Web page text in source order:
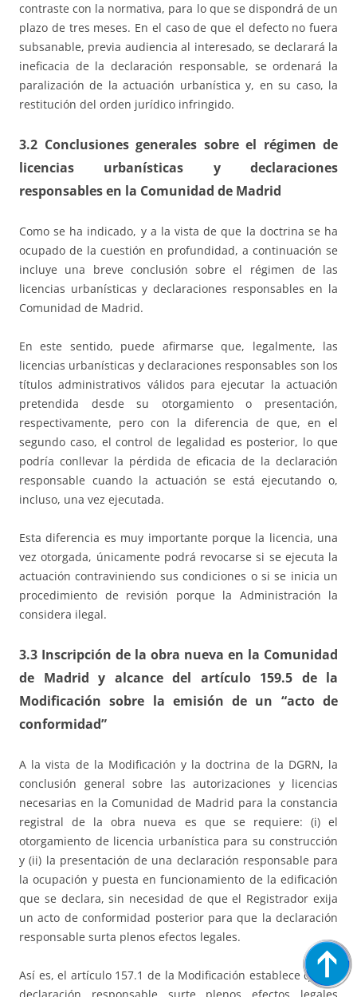
contraste con la normativa, para lo que se dispondrá de un
plazo de tres meses. En el caso de que el defecto no fuera
subsanable, previa audiencia al interesado, se declarará la
ineficacia de la declaración responsable, se ordenará la
paralización de la actuación urbanística y, en su caso, la
restitución del orden jurídico infringido.
3.2 Conclusiones generales sobre el régimen de
licencias urbanísticas y declaraciones
responsables en la Comunidad de Madrid
Como se ha indicado, y a la vista de que la doctrina se ha
ocupado de la cuestión en profundidad, a continuación se
incluye una breve conclusión sobre el régimen de las
licencias urbanísticas y declaraciones responsables en la
Comunidad de Madrid.
En este sentido, puede afirmarse que, legalmente, las
licencias urbanísticas y declaraciones responsables son los
títulos administrativos válidos para ejecutar la actuación
pretendida desde su otorgamiento o presentación,
respectivamente, pero con la diferencia de que, en el
segundo caso, el control de legalidad es posterior, lo que
podría conllevar la pérdida de eficacia de la declaración
responsable cuando la actuación se está ejecutando o,
incluso, una vez ejecutada.
Esta diferencia es muy importante porque la licencia, una
vez otorgada, únicamente podrá revocarse si se ejecuta la
actuación contraviniendo sus condiciones o si se inicia un
procedimiento de revisión porque la Administración la
considera ilegal.
3.3 Inscripción de la obra nueva en la Comunidad
de Madrid y alcance del artículo 159.5 de la
Modificación sobre la emisión de un “acto de
conformidad”
A la vista de la Modificación y la doctrina de la DGRN, la
conclusión general sobre las autorizaciones y licencias
necesarias en la Comunidad de Madrid para la constancia
registral de la obra nueva es que se requiere: (i) el
otorgamiento de licencia urbanística para su construcción
y (ii) la presentación de una declaración responsable para
la ocupación y puesta en funcionamiento de la edificación
que se declara, sin necesidad de que el Registrador exija
un acto de conformidad posterior para que la declaración
responsable surta plenos efectos legales.
Así es, el artículo 157.1 de la Modificación establece que la